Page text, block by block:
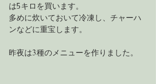
は5キロを買います。
多めに炊いておいて冷凍し、チャーハ
ンなどに重宝します。
昨夜は3種のメニューを作りました。